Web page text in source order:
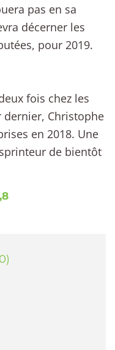
pas en sa
décerner les
pour 2019.
fois chez les
Christophe
en 2018. Une
de bientôt